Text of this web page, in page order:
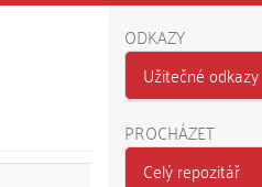
ODKAZY
Užitečné odkazy
PROCHÁZET
Celý repozitář